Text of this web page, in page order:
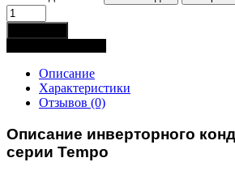
Описание
Характеристики
Отзывов (0)
Описание инверторного
серии Tempo